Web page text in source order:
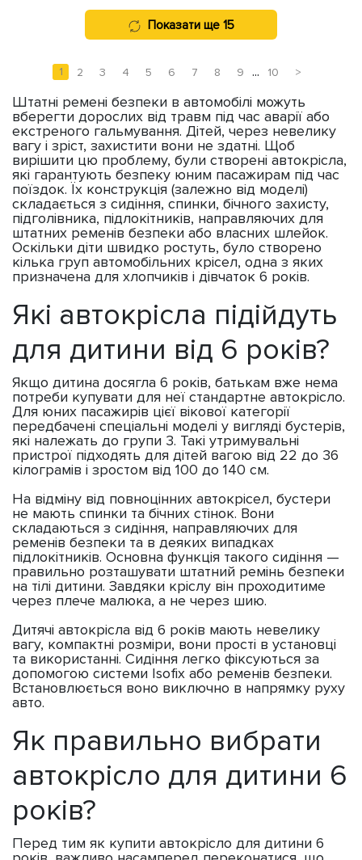
Показати ще 15
1 2 3 4 5 6 7 8 9 ... 10 >
Штатні ремені безпеки в автомобілі можуть
вберегти дорослих від травм під час аварії або
екстреного гальмування. Дітей, через невелику
вагу і зріст, захистити вони не здатні. Щоб
вирішити цю проблему, були створені автокрісла,
які гарантують безпеку юним пасажирам під час
поїздок. Їх конструкція (залежно від моделі)
складається з сидіння, спинки, бічного захисту,
підголівника, підлокітників, направляючих для
штатних ременів безпеки або власних шлейок.
Оскільки діти швидко ростуть, було створено
кілька груп автомобільних крісел, одна з яких
призначена для хлопчиків і дівчаток 6 років.
Які автокрісла підійдуть
для дитини від 6 років?
Якщо дитина досягла 6 років, батькам вже нема
потреби купувати для неї стандартне автокрісло.
Для юних пасажирів цієї вікової категорії
передбачені спеціальні моделі у вигляді бустерів,
які належать до групи 3. Такі утримувальні
пристрої підходять для дітей вагою від 22 до 36
кілограмів і зростом від 100 до 140 см.
На відміну від повноцінних автокрісел, бустери
не мають спинки та бічних стінок. Вони
складаються з сидіння, направляючих для
ременів безпеки та в деяких випадках
підлокітників. Основна функція такого сидіння —
правильно розташувати штатний ремінь безпеки
на тілі дитини. Завдяки кріслу він проходитиме
через плече малюка, а не через шию.
Дитячі автокрісла від 6 років мають невелику
вагу, компактні розміри, вони прості в установці
та використанні. Сидіння легко фіксуються за
допомогою системи Isofix або ременів безпеки.
Встановлюється воно виключно в напрямку руху
авто.
Як правильно вибрати
автокрісло для дитини 6
років?
Перед тим як купити автокрісло для дитини 6